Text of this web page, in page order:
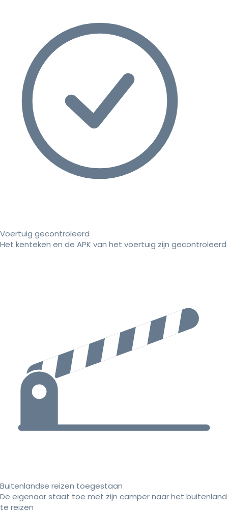
Voertuig gecontroleerd
Het kenteken en de APK van het voertuig zijn gecontroleerd
Buitenlandse reizen toegestaan
De eigenaar staat toe met zijn camper naar het buitenland
te reizen